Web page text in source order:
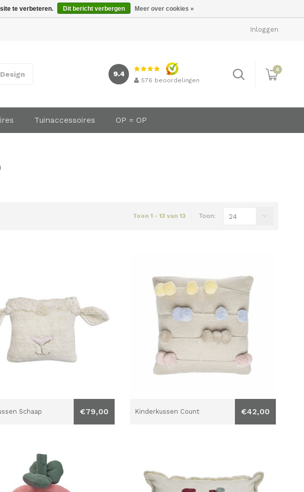
Inloggen
9.4
576 beoordelingen
0
Tuinaccessoires OP = OP
Toon 1 - 13 van 13 Toon: 24
Schaap €79,00 Kinderkussen Count €42,00
te verbeteren. Dit bericht verbergen Meer over cookies »